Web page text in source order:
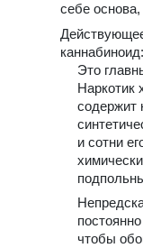
себе
каннабиноид:
Это
Наркотик
содержит
и сотни
чтобы